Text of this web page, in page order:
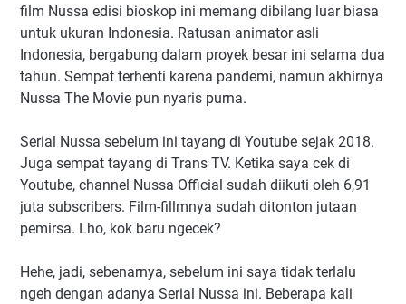
film Nussa edisi bioskop ini memang dibilang luar biasa
untuk ukuran Indonesia. Ratusan animator asli
Indonesia, bergabung dalam proyek besar ini selama dua
tahun. Sempat terhenti karena pandemi, namun akhirnya
Nussa The Movie pun nyaris purna.
Serial Nussa sebelum ini tayang di Youtube sejak 2018.
Juga sempat tayang di Trans TV. Ketika saya cek di
Youtube, channel Nussa Official sudah diikuti oleh 6,91
juta subscribers. Film-fillmnya sudah ditonton jutaan
pemirsa. Lho, kok baru ngecek?
Hehe, jadi, sebenarnya, sebelum ini saya tidak terlalu
ngeh dengan adanya Serial Nussa ini. Beberapa kali